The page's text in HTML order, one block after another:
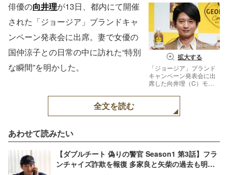
拡大する
「ジョージア」ブランド
キャンペーン発表会に出
席した向井理（C）モデ
俳優の向井理が13日、都内にて開催
された「ジョージア」ブランドキャ
ンペーン発表会に出席。妻で女優の
国仲涼子との日常の中に訪れた“特別
な瞬間”を明かした。
全文を読む
あわせて読みたい
【ダブルチート 偽りの警官 Season1 第3話】フラ
ンチャイズ詐欺を報復 多家良と矢柴の過去も明ら